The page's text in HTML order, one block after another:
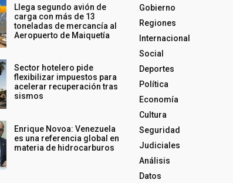
Llega segundo avión de
carga con más de 13
toneladas de mercancía al
Aeropuerto de Maiquetía
Sector hotelero pide
flexibilizar impuestos para
acelerar recuperación tras
sismos
Enrique Novoa: Venezuela
es una referencia global en
materia de hidrocarburos
Gobierno
Regiones
Internacional
Social
Deportes
Política
Economía
Cultura
Seguridad
Judiciales
Análisis
Datos